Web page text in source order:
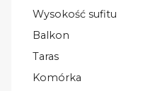
Wysokość sufitu
Balkon
Taras
Komórka